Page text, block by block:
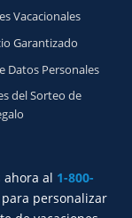
ahora al 1-800-
para personalizar
Vacacionales
Garantizado
Datos Personales
del Sorteo de